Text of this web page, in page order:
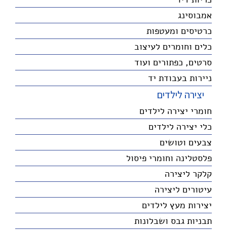
אמבוסינג
כרטיסים ומעטפות
כלים וחומרים לעיצוב
סרטים, כפתורים ועוד
ניירות בעבודת יד
יצירה לילדים
חומרי יצירה לילדים
כלי יצירה לילדים
צבעים וטושים
פלסטלינה וחומרי פיסול
קלקר ליצירה
עיטורים ליצירה
יצירות מעץ לילדים
תבניות גבס ושבלונות